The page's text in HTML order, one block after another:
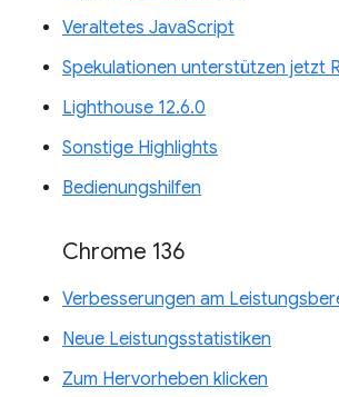
Veraltetes JavaScript
Spekulationen unterstützen jetzt
Lighthouse 12.6.0
Sonstige Highlights
Bedienungshilfen
Chrome 136
Verbesserungen am
Neue Leistungsstatistiken
Zum Hervorheben klicken